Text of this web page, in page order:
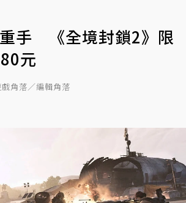
手 《全境封鎖2》限
元
戲角落／編輯角落